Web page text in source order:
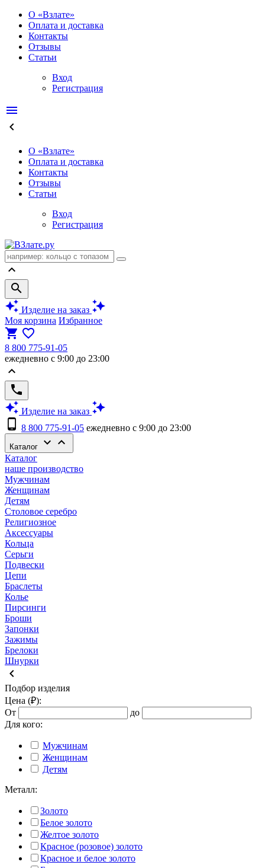
О «Взлате»
Оплата и доставка
Контакты
Отзывы
Статьи
Вход
Регистрация
menu
keyboard_arrow_left
О «Взлате»
Оплата и доставка
Контакты
Отзывы
Статьи
Вход
Регистрация
keyboard_arrow_up
search
auto_awesome Изделие на заказ auto_awesome
Моя корзина Избранное
shopping_cart favorite_border
8 800 775-91-05
ежедневно с 9:00 до 23:00
keyboard_arrow_up
phone
auto_awesome Изделие на заказ auto_awesome
phone_android 8 800 775-91-05 ежедневно с 9:00 до 23:00
Каталог keyboard_arrow_down keyboard_arrow_up
Каталог
наше производство
Мужчинам
Женщинам
Детям
Столовое серебро
Религиозное
Аксессуары
Кольца
Серьги
Подвески
Цепи
Браслеты
Колье
Пирсинги
Броши
Запонки
Зажимы
Брелоки
Шнурки
keyboard_arrow_left
Подбор изделия
Цена (₽):
От
до
Для кого:
Мужчинам
Женщинам
Детям
Металл:
Золото
Белое золото
Желтое золото
Красное (розовое) золото
Красное и белое золото